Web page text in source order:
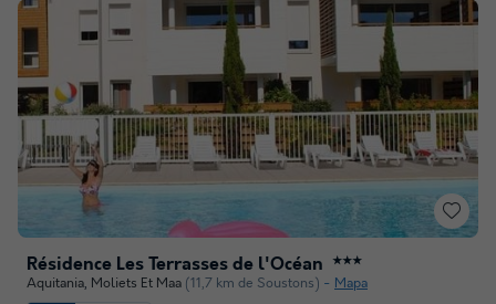
Résidence Les Terrasses de l'Océan ★★★
Aquitania, Moliets Et Maa (11,7 km de Soustons) Mapa